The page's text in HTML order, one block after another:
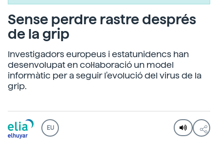
Sense perdre rastre després
de la grip
Investigadors europeus i estatunidencs han
desenvolupat en col·laboració un model
informàtic per a seguir l'evolució del virus de la
grip.
EU